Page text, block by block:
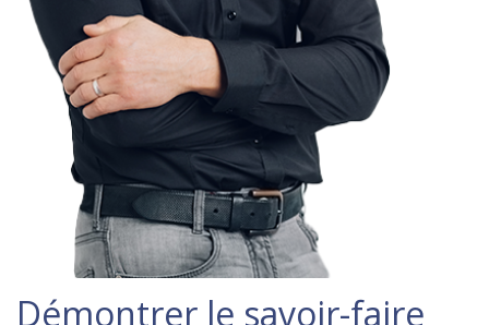
Démontrer le savoir-faire